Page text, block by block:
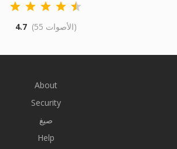
4.7 (55 الأصوات)
About
Security
صيغ
Help